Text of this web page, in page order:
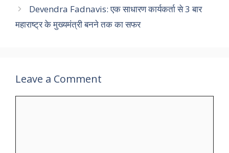
Devendra Fadnavis: एक साधारण कार्यकर्ता से 3 बार
महाराष्ट्र के मुख्यमंत्री बनने तक का सफर
Leave a Comment